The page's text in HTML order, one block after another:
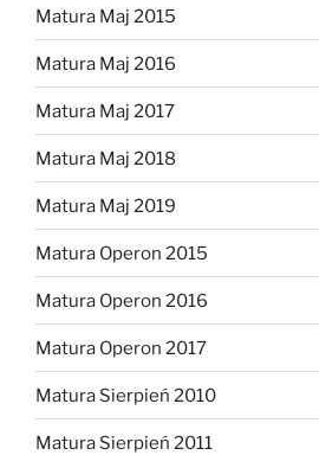
Matura Maj 2015
Matura Maj 2016
Matura Maj 2017
Matura Maj 2018
Matura Maj 2019
Matura Operon 2015
Matura Operon 2016
Matura Operon 2017
Matura Sierpień 2010
Matura Sierpień 2011